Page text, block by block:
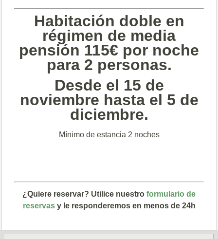
Habitación doble en
régimen de media
pensión 115€ por noche
para 2 personas.
Desde el 15 de
noviembre hasta el 5 de
diciembre.
Mínimo de estancia 2 noches
¿Quiere reservar? Utilice nuestro formulario de
reservasy le responderemos en menos de 24h